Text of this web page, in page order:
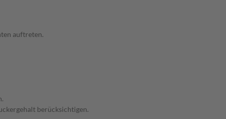
auftreten.
berücksichtigen.